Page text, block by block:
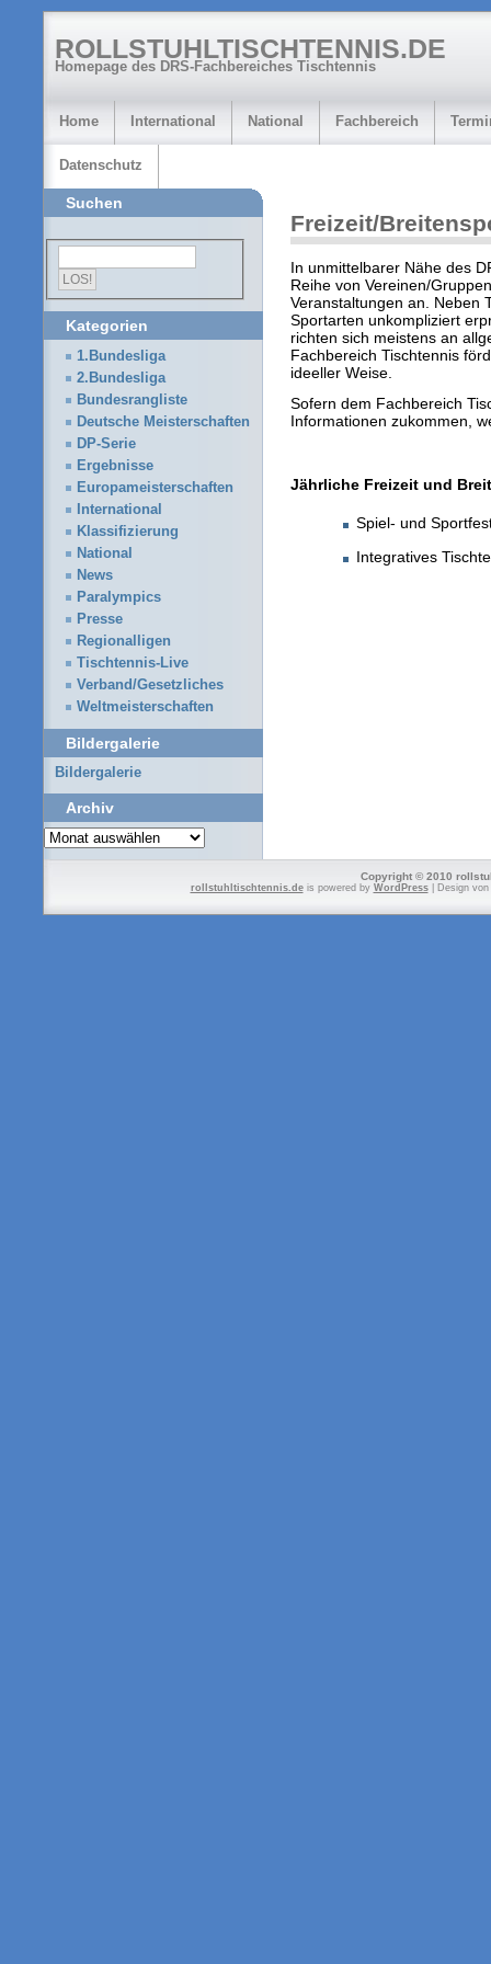
ROLLSTUHLTISCHTENNIS.DE
Homepage des DRS-Fachbereiches Tischtennis
Home International National Fachbereich
Datenschutz
Freizeit/
In unmittelbarer Nähe des
Reihe von Vereinen/
Veranstaltungen an. Neben
Sportarten unkompliziert
richten sich meistens an
Fachbereich Tischtennis
ideeller Weise.
Sofern dem Fachbereich
Informationen zukommen,
Jährliche Freizeit und
Spiel- und
Integratives
Suchen
Kategorien
1.Bundesliga
2.Bundesliga
Bundesrangliste
Deutsche Meisterschaften
DP-Serie
Ergebnisse
Europameisterschaften
International
Klassifizierung
National
News
Paralympics
Presse
Regionalligen
Tischtennis-Live
Verband/Gesetzliches
Weltmeisterschaften
Bildergalerie
Bildergalerie
Archiv
Archiv
Copyright © 2010
rollstuhltischtennis.deis powered by WordPress| Design von